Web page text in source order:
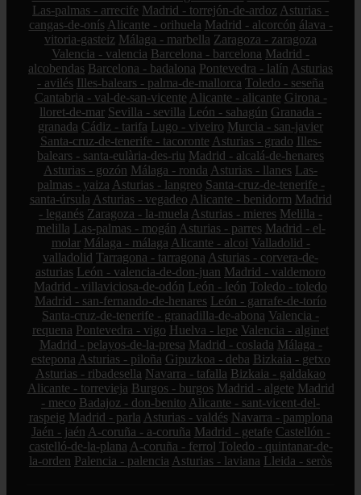
Las-palmas - arrecife Madrid - torrejón-de-ardoz Asturias -
cangas-de-onís Alicante - orihuela Madrid - alcorcón álava -
vitoria-gasteiz Málaga - marbella Zaragoza - zaragoza
Valencia - valencia Barcelona - barcelona Madrid -
alcobendas Barcelona - badalona Pontevedra - lalín Asturias
- avilés Illes-balears - palma-de-mallorca Toledo - seseña
Cantabria - val-de-san-vicente Alicante - alicante Girona -
lloret-de-mar Sevilla - sevilla León - sahagún Granada -
granada Cádiz - tarifa Lugo - viveiro Murcia - san-javier
Santa-cruz-de-tenerife - tacoronte Asturias - grado Illes-
balears - santa-eulària-des-riu Madrid - alcalá-de-henares
Asturias - gozón Málaga - ronda Asturias - llanes Las-
palmas - yaiza Asturias - langreo Santa-cruz-de-tenerife -
santa-úrsula Asturias - vegadeo Alicante - benidorm Madrid
- leganés Zaragoza - la-muela Asturias - mieres Melilla -
melilla Las-palmas - mogán Asturias - parres Madrid - el-
molar Málaga - málaga Alicante - alcoi Valladolid -
valladolid Tarragona - tarragona Asturias - corvera-de-
asturias León - valencia-de-don-juan Madrid - valdemoro
Madrid - villaviciosa-de-odón León - león Toledo - toledo
Madrid - san-fernando-de-henares León - garrafe-de-torío
Santa-cruz-de-tenerife - granadilla-de-abona Valencia -
requena Pontevedra - vigo Huelva - lepe Valencia - alginet
Madrid - pelayos-de-la-presa Madrid - coslada Málaga -
estepona Asturias - piloña Gipuzkoa - deba Bizkaia - getxo
Asturias - ribadesella Navarra - tafalla Bizkaia - galdakao
Alicante - torrevieja Burgos - burgos Madrid - algete Madrid
- meco Badajoz - don-benito Alicante - sant-vicent-del-
raspeig Madrid - parla Asturias - valdés Navarra - pamplona
Jaén - jaén A-coruña - a-coruña Madrid - getafe Castellón -
castelló-de-la-plana A-coruña - ferrol Toledo - quintanar-de-
la-orden Palencia - palencia Asturias - laviana Lleida - seròs